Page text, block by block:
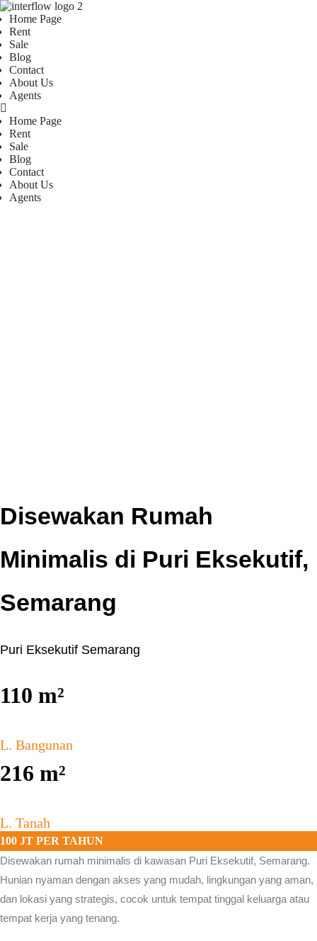
Home Page
Rent
Sale
Blog
Contact
About Us
Agents
Home Page
Rent
Sale
Blog
Contact
About Us
Agents
Disewakan Rumah
Minimalis di Puri Eksekutif,
Semarang
Puri Eksekutif Semarang
110 m²
L. Bangunan
216 m²
L. Tanah
100 JT PER TAHUN
Disewakan rumah minimalis di kawasan Puri Eksekutif, Semarang.
Hunian nyaman dengan akses yang mudah, lingkungan yang aman,
dan lokasi yang strategis, cocok untuk tempat tinggal keluarga atau
tempat kerja yang tenang.